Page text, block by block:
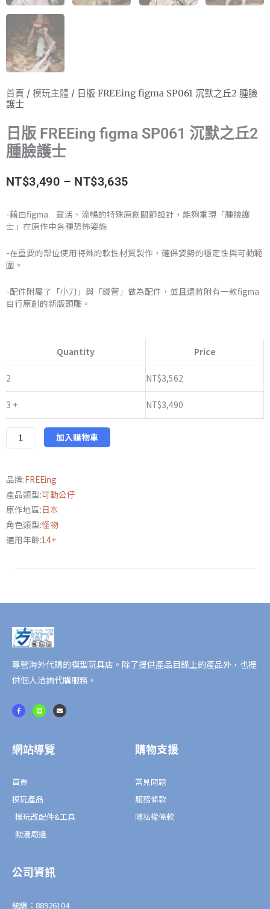
首頁 / 模玩主體 / 日版 FREEing figma SP061 沉默之丘2 腫臉
護士
日版 FREEing figma SP061 沉默之丘2
腫臉護士
NT$3,490 – NT$3,635價
圍：
-藉由figma 靈活、流暢的特殊原創關節設計，能夠重現「腫臉護
士」在原作中各種恐怖姿態
-在重要的部位使用特殊的軟性材質製作，確保姿勢的穩定性與可動範
圍。
-配件附屬了「小刀」與「鐵管」做為配件，並且還將附有一款figma
自行原創的新版頭雕。
Quantity Price
2 NT$3,562
3 + NT$3,490
figma
SP061
沉
默
丘
腫
臉
護
士
數
加入購物車
品牌:FREEing
產品類型:可動公仔
原作地區:日本
角色類型:怪物
適用年齡:14+
專營海外代購的模型玩具店。除了提供產品目錄上的產品外，也提
供個人洽詢代購服務。
F
a
c
k
-
L
i
n
E
n
v
網站導覽
首頁
模玩產品
模玩改配件&工具
動漫周邊
購物支援
常見問題
服務條款
隱私權條款
公司資訊
統編：88926104